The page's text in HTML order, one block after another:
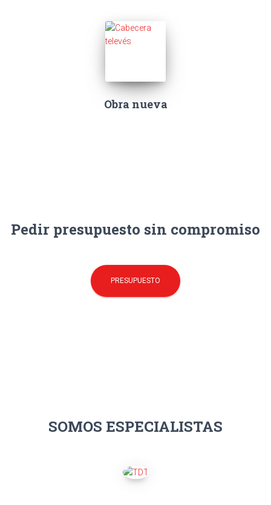
Obra nueva
Pedir presupuesto sin compromiso
PRESUPUESTO
SOMOS ESPECIALISTAS